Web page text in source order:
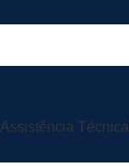
Assistência Técnica